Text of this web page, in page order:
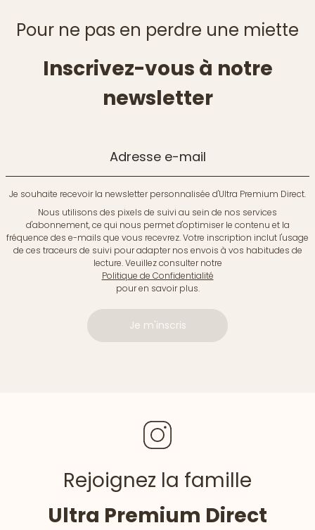
Pour ne pas en perdre une miette
Inscrivez-vous à notre
newsletter
Adresse e-mail
Je souhaite recevoir la newsletter personnalisée d'Ultra Premium Direct.
Nous utilisons des pixels de suivi au sein de nos services
d'abonnement, ce qui nous permet d'optimiser le contenu et la
fréquence des e-mails que vous recevrez. Votre inscription inclut l'usage
de ces traceurs de suivi pour adapter nos envois à vos habitudes de
lecture. Veuillez consulter notre
Politique de Confidentialité
pour en savoir plus.
Je m'inscris
Rejoignez la famille
Ultra Premium Direct